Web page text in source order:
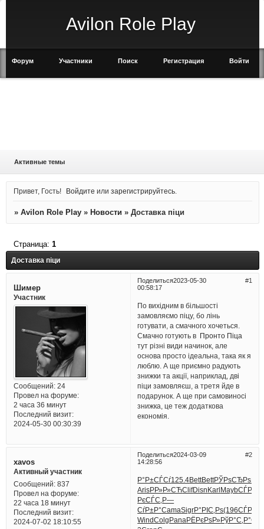
Avilon Role Play
Форум Участники Поиск Регистрация Войти
Активные темы
Привет, Гость! Войдите илизарегистрируйтесь
» Avilon Role Play » Новости » Доставка піци
Доставка піци
Страница: 1
Поделиться 1
2023-05-30
00:58:17
Шимер
Участник
Сообщений:24
Провел на форуме:
2 часа 36 минут
Последний визит:
2024-05-30 00:30:39
По вихідним в більшості
замовляємо піцу, бо лінь
готувати, а смачного хочеться.
Смачно готують в Пронто Піца
тут різні види начинок, але
основа просто ідеальна, така як я
люблю. А ще приємно радують
знижки та акції, наприклад, дві
піци замовляєш, а третя йде в
подарунок. А ще при самовиносі
знижка, це теж додаткова
економія.
Поделиться 2
2024-03-09
14:28:56
xavos
Активный участник
Сообщений:837
Провел на форуме:
22 часа 18 минут
Последний визит:
2024-07-02 18:10:55
Р°Р±СЃСѓ125.4BettBettРЎРѕСЂРѕ
ArisРР»Р»СЋClifDisnKarlMayb
РєСЃС‚ Р—
СѓР±Р°CamaSigrР°РІС‚Рѕ(196
WindColgPanaРЁРєРѕР»РўР°С‚Р°